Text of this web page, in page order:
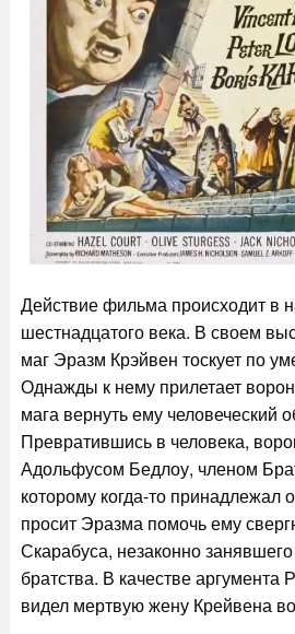
Действие фильма происходит в
шестнадцатого века. В своем
маг Эразм Крэйвен тоскует по
Однажды к нему прилетает
мага вернуть ему человеческий
Превратившись в человека,
Адольфусом Бедлоу, членом
которому когда-то
просит Эразма помочь ему
Скарабуса, незаконно
братства. В качестве аргумента
видел мертвую жену Крейвена